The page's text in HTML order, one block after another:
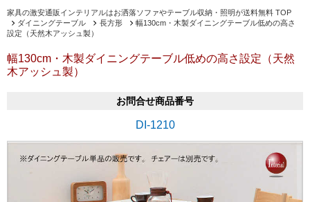
家具の激安通販インテリアルはお洒落ソファやテーブル収納・照明が送料無料 TOP
ダイニングテーブル
長方形
幅130cm・木製ダイニングテーブル低めの高さ
設定（天然木アッシュ製）
幅130cm・木製ダイニングテーブル低めの高さ設定（天然
木アッシュ製）
お問合せ商品番号
DI-1210